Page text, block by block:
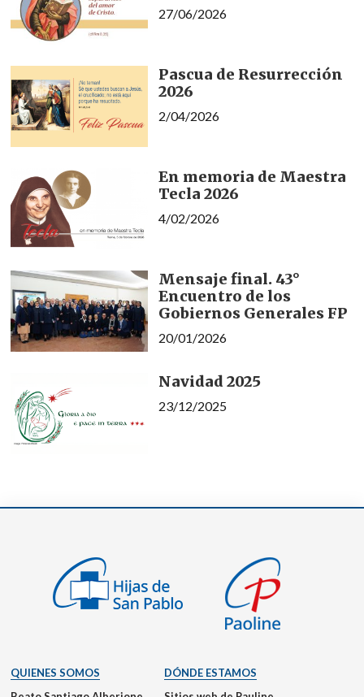
27/06/2026
Pascua de Resurrección
2026
2/04/2026
En memoria de Maestra
Tecla 2026
4/02/2026
Mensaje final. 43°
Encuentro de los
Gobiernos Generales FP
20/01/2026
Navidad 2025
23/12/2025
QUIENES SOMOS
DÓNDE ESTAMOS